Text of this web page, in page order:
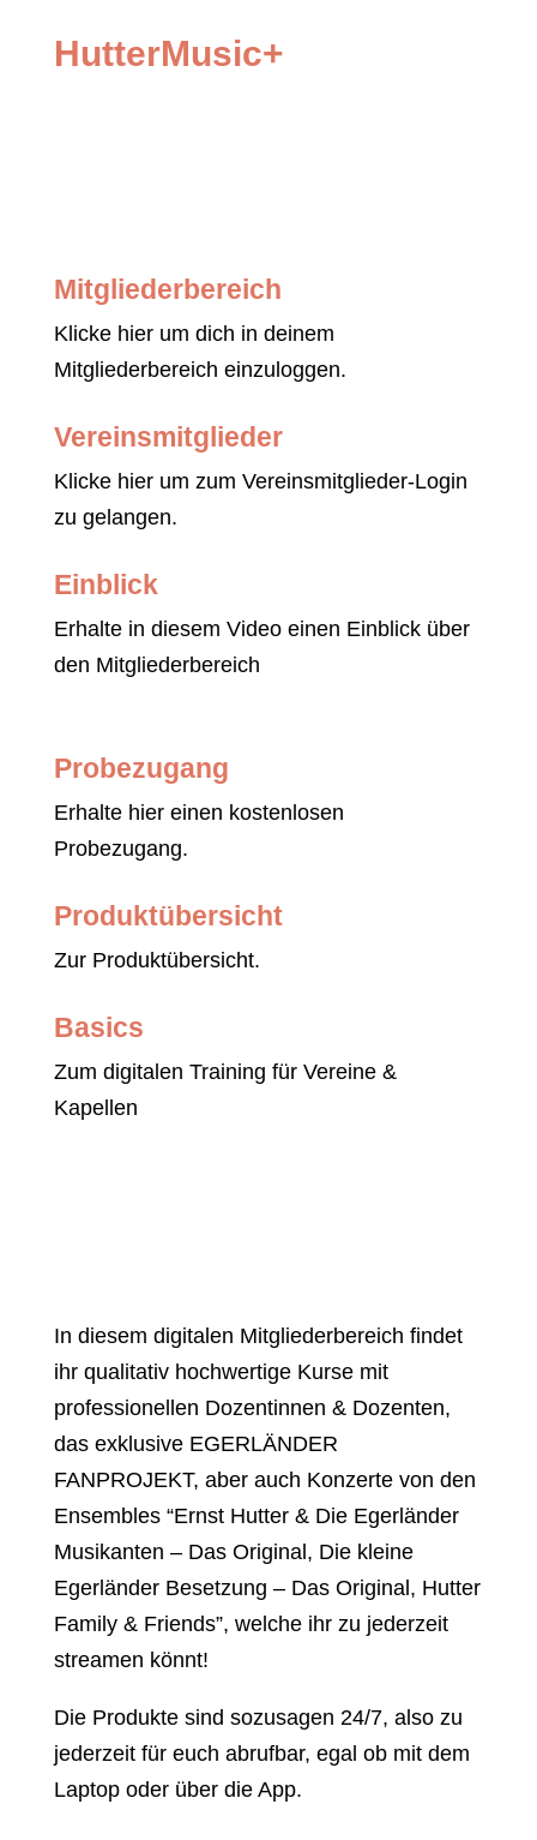
HutterMusic+
Mitgliederbereich
Klicke hier um dich in deinem
Mitgliederbereich einzuloggen.
Vereinsmitglieder
Klicke hier um zum Vereinsmitglieder-Login
zu gelangen.
Einblick
Erhalte in diesem Video einen Einblick über
den Mitgliederbereich
Probezugang
Erhalte hier einen kostenlosen
Probezugang.
Produktübersicht
Zur Produktübersicht.
Basics
Zum digitalen Training für Vereine &
Kapellen
In diesem digitalen Mitgliederbereich findet
ihr qualitativ hochwertige Kurse mit
professionellen Dozentinnen & Dozenten,
das exklusive EGERLÄNDER
FANPROJEKT, aber auch Konzerte von den
Ensembles “Ernst Hutter & Die Egerländer
Musikanten – Das Original, Die kleine
Egerländer Besetzung – Das Original, Hutter
Family & Friends”, welche ihr zu jederzeit
streamen könnt!
Die Produkte sind sozusagen 24/7, also zu
jederzeit für euch abrufbar, egal ob mit dem
Laptop oder über die App.